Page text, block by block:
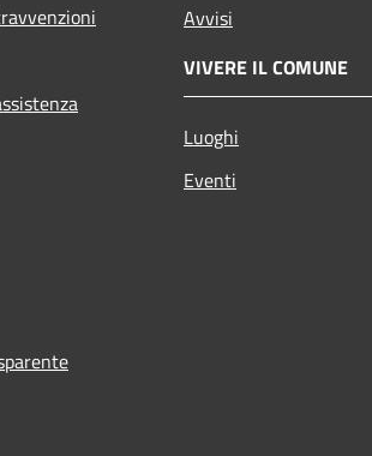
Avvisi
VIVERE IL COMUNE
Luoghi
Eventi